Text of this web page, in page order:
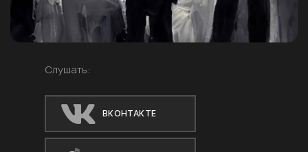
Слушать:
ВКОНТАКТЕ